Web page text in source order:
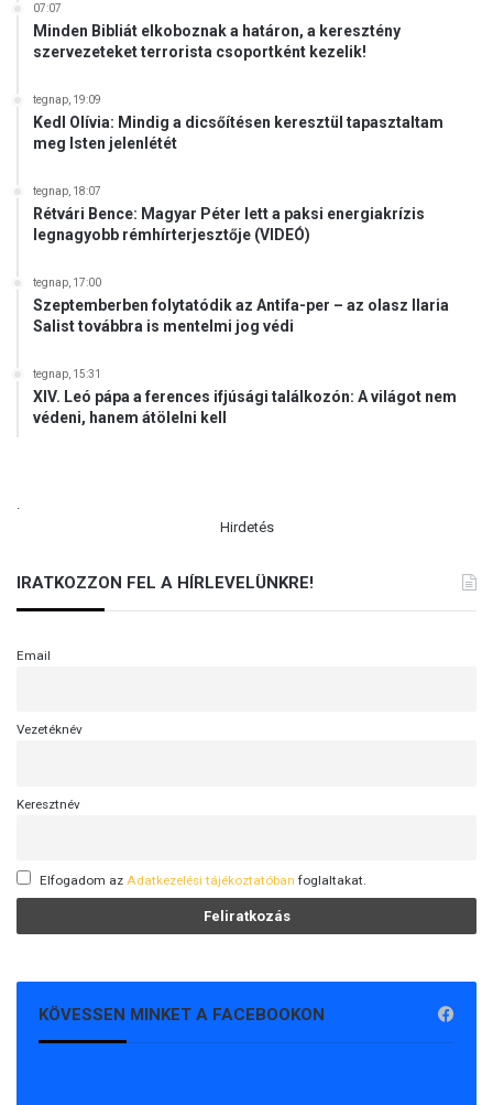
07:07
Minden Bibliát elkoboznak a határon, a keresztény
szervezeteket terrorista csoportként kezelik!
tegnap, 19:09
Kedl Olívia: Mindig a dicsőítésen keresztül tapasztaltam
meg Isten jelenlétét
tegnap, 18:07
Rétvári Bence: Magyar Péter lett a paksi energiakrízis
legnagyobb rémhírterjesztője (VIDEÓ)
tegnap, 17:00
Szeptemberben folytatódik az Antifa-per – az olasz Ilaria
Salist továbbra is mentelmi jog védi
tegnap, 15:31
XIV. Leó pápa a ferences ifjúsági találkozón: A világot nem
védeni, hanem átölelni kell
Hirdetés
IRATKOZZON FEL A HÍRLEVELÜNKRE!
Email
Vezetéknév
Keresztnév
Elfogadom az Adatkezelési tájékoztatóban foglaltakat.
KÖVESSEN MINKET A FACEBOOKON